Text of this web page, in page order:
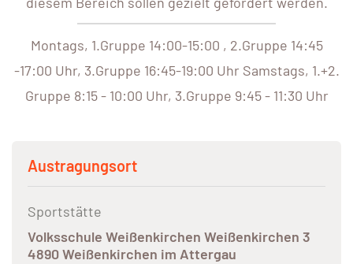
Montags, 1.Gruppe 14:00-15:00 , 2.Gruppe 14:45
-17:00 Uhr, 3.Gruppe 16:45-19:00 Uhr Samstags, 1.+2.
Gruppe 8:15 - 10:00 Uhr, 3.Gruppe 9:45 - 11:30 Uhr
Austragungsort
Sportstätte
Volksschule Weißenkirchen Weißenkirchen 3
4890 Weißenkirchen im Attergau